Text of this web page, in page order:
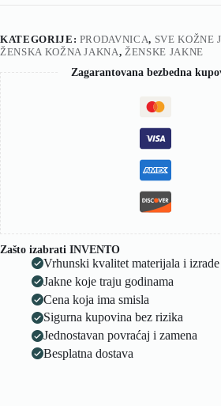
KATEGORIJE: PRODAVNICA, SVE KOŽNE
ŽENSKA KOŽNA JAKNA, ŽENSKE JAKNE
Zagarantovana bezbedna
Zašto izabrati INVENTO
Vrhunski kvalitet materijala i izrade
Jakne koje traju godinama
Cena koja ima smisla
Sigurna kupovina bez rizika
Jednostavan povraćaj i zamena
Besplatna dostava